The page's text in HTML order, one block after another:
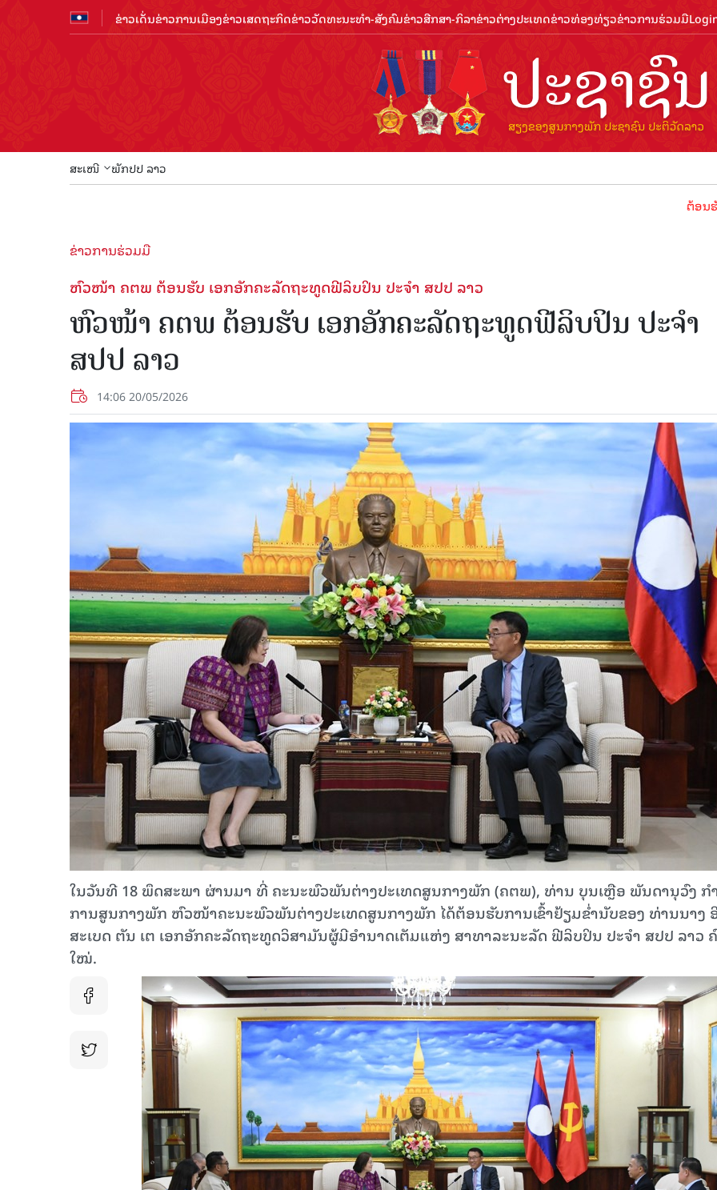
ຂ່າວເດັ່ນຂ່າວການເມືອງຂ່າວເສດຖະກິດຂ່າວວັດທະນະທຳ-ສັງຄົມຂ່າວສືກສາ-ກິລາຂ່າວຕ່າງປະເທດຂ່າວທ່ອງທ່ຽວຂ່າວການຮ່ວມມື
ສະເໜີ ພັກປປ ລາວ
ຕ້ອນຮັບປີທ່ອງ
ຂ່າວການຮ່ວມມື
ຫົວໜ້າ​ ຄຕພ ຕ້ອນຮັບ​ ເອກ​ອັກຄະ​ລັດຖະທູດຟີລິບປິນ ປະຈຳ ສປປ ລາວ
ຫົວໜ້າ​ ຄຕພ ຕ້ອນຮັບ​ ເອກ​ອັກຄະ​ລັດຖະທູດຟີລິບປິນ ປະຈຳ
ສປປ ລາວ
14:06 20/05/2026
ໃນ​​​ວັນ​ທີ 18 ພຶດສະພາ ຜ່ານມາ ທີ່ ຄະນະ​ພົວພັນ​ຕ່າງປະ​ເທດ​ສູນ​ກາ​ງພັກ (ຄຕພ), ທ່ານ ບຸນເຫຼືອ ພັນດານຸວົງ ກໍ
ການສູນກາງພັກ ຫົວໜ້າ​ຄະນະ​ພົວພັນ​ຕ່າງປະ​ເທດ​ສູນ​ກາງ​ພັກ​ ໄດ້​ຕ້ອນຮັບການ​ເຂົ້າ​ຢ້ຽມຂໍ່ານັບ​ຂອງ ທ່ານນາງ
ສະເບດ ຕັນ ເຕ ເອກອັກຄະລັດຖະທູດວິສາມັນຜູ້ມີອໍານາດເຕັມແຫ່ງ ສາທາລະນະລັດ ຟີລິບປິນ ປະຈໍາ ສປປ ລາວ
ໃໝ່.
15.039(06-08-